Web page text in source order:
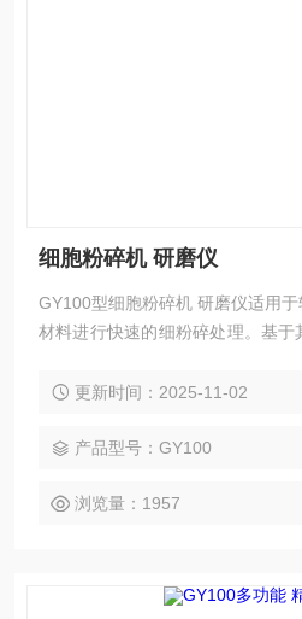
细胞粉碎机 研磨仪
GY100型细胞粉碎机 研磨仪适用
材料进行快速的细粉碎处理。基于
性的样品制备，样品只在粉碎腔内
结果，是质量控制、产品检测和科
更新时间：2025-11-02
产品型号：GY100
浏览量：1957